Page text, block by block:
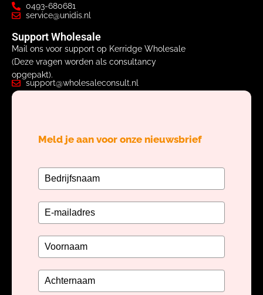
0493-680681
service@unidis.nl
Support Wholesale
Mail ons voor support op Kerridge Wholesale
(Deze vragen worden als consultancy
opgepakt).
support@wholesaleconsult.nl
Meld je aan voor onze nieuwsbrief